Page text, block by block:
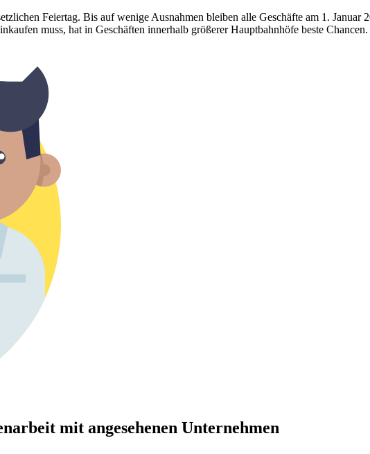
Feiertag. Bis auf wenige Ausnahmen bleiben alle Geschäfte am 1. Januar
muss, hat in Geschäften innerhalb größerer Hauptbahnhöfe beste Chancen.
mit angesehenen Unternehmen